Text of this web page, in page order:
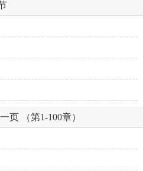
页 （第1-100章）